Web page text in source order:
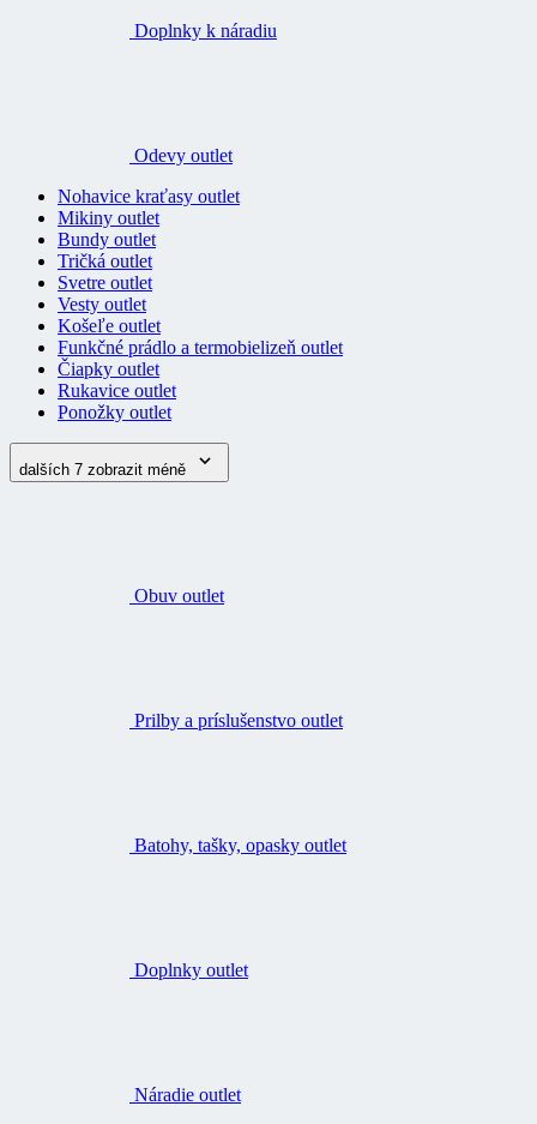
Doplnky k náradiu
Odevy outlet
Nohavice kraťasy outlet
Mikiny outlet
Bundy outlet
Tričká outlet
Svetre outlet
Vesty outlet
Košeľe outlet
Funkčné prádlo a termobielizeň outlet
Čiapky outlet
Rukavice outlet
Ponožky outlet
dalších 7 zobrazit méně
Obuv outlet
Prilby a príslušenstvo outlet
Batohy, tašky, opasky outlet
Doplnky outlet
Náradie outlet